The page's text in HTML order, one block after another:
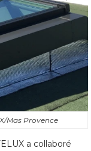
Mas Provence
a collaboré